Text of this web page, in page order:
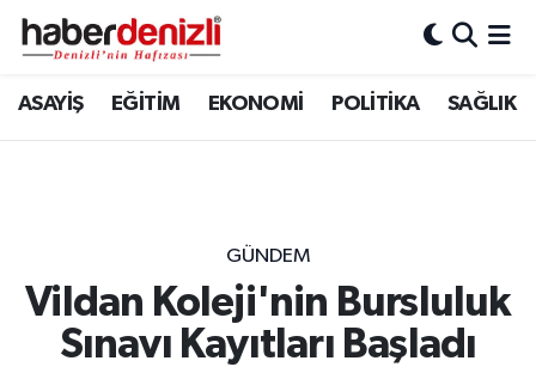
ASAYİŞ EĞİTİM EKONOMİ POLİTİKA SAĞLIK
GÜNDEM
Vildan Koleji'nin Bursluluk
Sınavı Kayıtları Başladı
Denizli Nöbetçi Eczaneler
Tüm Manşetler